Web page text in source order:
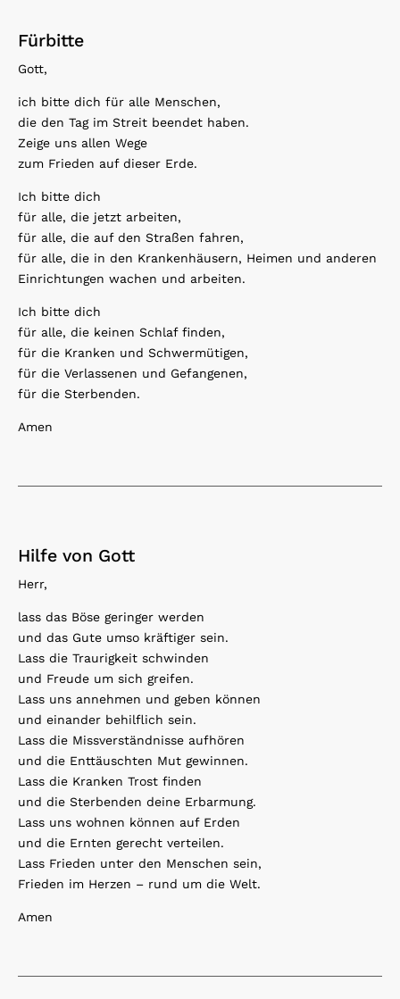
Fürbitte
Gott,
ich bitte dich für alle Menschen,
die den Tag im Streit beendet haben.
Zeige uns allen Wege
zum Frieden auf dieser Erde.
Ich bitte dich
für alle, die jetzt arbeiten,
für alle, die auf den Straßen fahren,
für alle, die in den Krankenhäusern, Heimen und anderen
Einrichtungen wachen und arbeiten.
Ich bitte dich
für alle, die keinen Schlaf finden,
für die Kranken und Schwermütigen,
für die Verlassenen und Gefangenen,
für die Sterbenden.
Amen
Hilfe von Gott
Herr,
lass das Böse geringer werden
und das Gute umso kräftiger sein.
Lass die Traurigkeit schwinden
und Freude um sich greifen.
Lass uns annehmen und geben können
und einander behilflich sein.
Lass die Missverständnisse aufhören
und die Enttäuschten Mut gewinnen.
Lass die Kranken Trost finden
und die Sterbenden deine Erbarmung.
Lass uns wohnen können auf Erden
und die Ernten gerecht verteilen.
Lass Frieden unter den Menschen sein,
Frieden im Herzen – rund um die Welt.
Amen